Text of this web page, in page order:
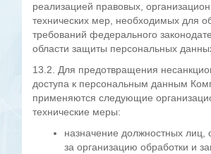
реализацией правовых,
технических мер, необходимых для
требований федерального
области защиты персональных
13.2. Для предотвращения
доступа к персональным данным
применяются следующие
технические меры:
назначение должностных лиц,
за организацию обработки и